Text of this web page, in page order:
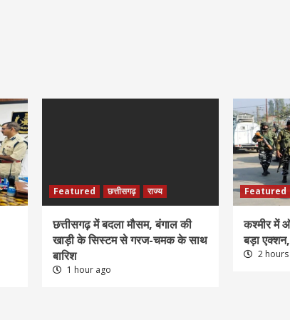
Featured छत्तीसगढ़ राज्य
छत्तीसगढ़ में बदला मौसम, बंगाल की
खाड़ी के सिस्टम से गरज-चमक के साथ
बारिश
1 hour ago
Featured
कश्मीर में
बड़ा
2